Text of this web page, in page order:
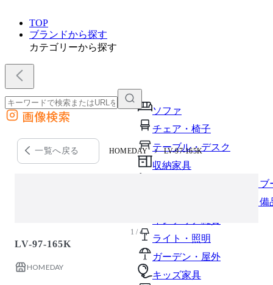
TOP
ブランドから探す
カテゴリーから探す
ソファ
チェア・椅子
テーブル・デスク
収納家具
パーソナルブース・集中ブ
オフィスアクセサリー・備
ライト・照明
ガーデン・屋外
キッズ家具
外部サイトの商品をカートに追加
他のサイトで見つけた商品ページのURLを貼り付けて、カートに追加できます
画像検索
一覧へ戻る HOMEDAY LV-97-165K
1 / 4
LV-97-165K
HOMEDAY